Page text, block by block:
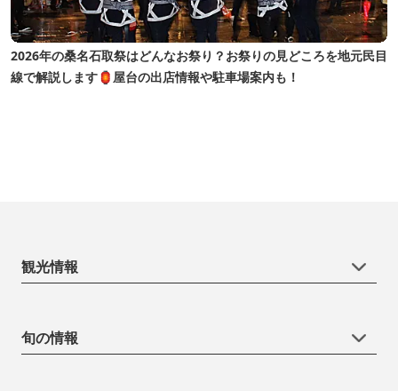
2026年の桑名石取祭はどんなお祭り？お祭りの見どころを地元民目
線で解説します🏮屋台の出店情報や駐車場案内も！
観光情報
旬の情報